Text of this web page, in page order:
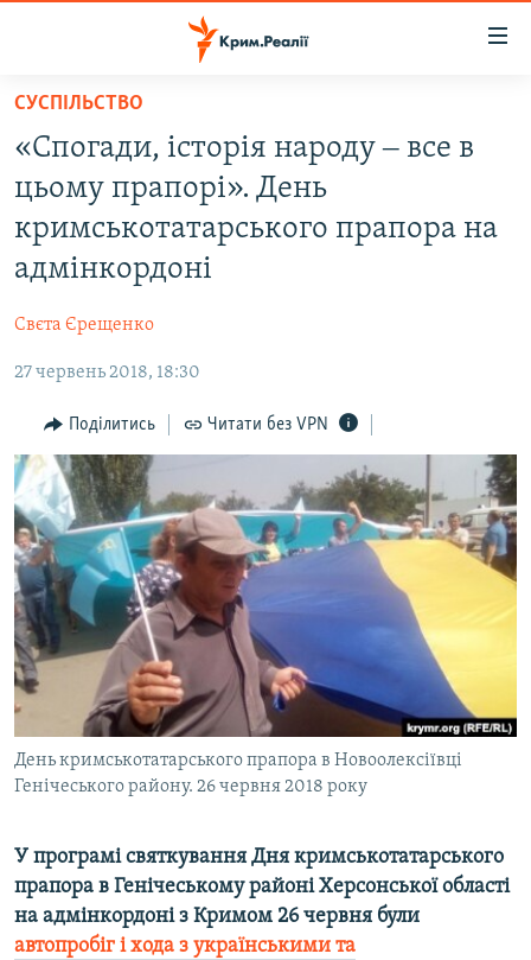
Перейти
основного
матеріалу
до
основної
Перейти
до
ВОДА.КРИМ
ВІДЕО ТА ФОТО
ПОЛІТИКА
ПОГЛЯД
ІНТЕРВ'Ю
ВСЕ ЗА ДЕНЬ
СПЕЦПРОЕКТИ
ДЕПОРТАЦІЯ
ВІДЕОУРОКИ «ELIFBE»
СВІДЧЕННЯ ОКУПАЦІЇ
УКРАЇНСЬКА ПРОБЛЕМА КРИМУ
ІНФОГРАФІКА
ЯК ОБІЙТИ БЛОКУВАННЯ
Русский
Qırımtatar
ДОЛУЧАЙСЯ!
Усі сайти RFE/RL
СУСПІЛЬСТВО
«Спогади, історія народу ‒ все в
цьому прапорі». День
кримськотатарського прапора на
адмінкордоні
Свєта Єрещенко
27 червень 2018, 18:30
Поділитись Читати без VPN
День кримськотатарського прапора в Новоолексіївці
Генічеського району. 26 червня 2018 року
У програмі святкування Дня кримськотатарського
прапора в Генічеському районі Херсонської області
на адмінкордоні з Кримом 26 червня були
автопробіг і хода з українськими та